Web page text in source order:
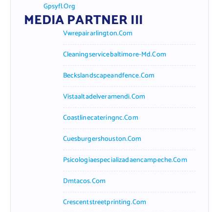
Gpsyfl.org
MEDIA PARTNER III
Vwrepairarlington.com
Cleaningservicebaltimore-Md.com
Beckslandscapeandfence.com
Vistaaltadelveramendi.com
Coastlinecateringnc.com
Cuesburgershouston.com
Psicologiaespecializadaencampeche.com
Dmtacos.com
Crescentstreetprinting.com